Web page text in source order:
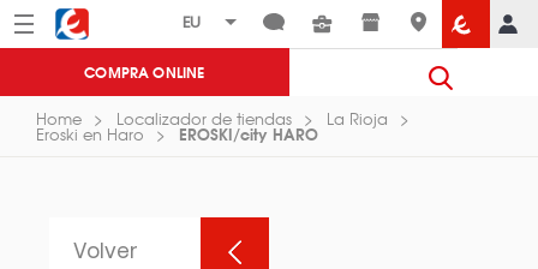
Menú Eroski
COMPRA ONLINE
Home Localizador de tiendas La Rioja
Eroski en Haro EROSKI/city HARO
Volver